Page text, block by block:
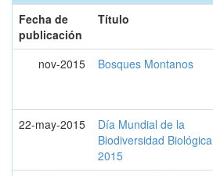
Fecha de
publicación
Título
nov-2015 Bosques Montanos
22-may-2015
Día Mundial de la
Biodiversidad Biológica
2015